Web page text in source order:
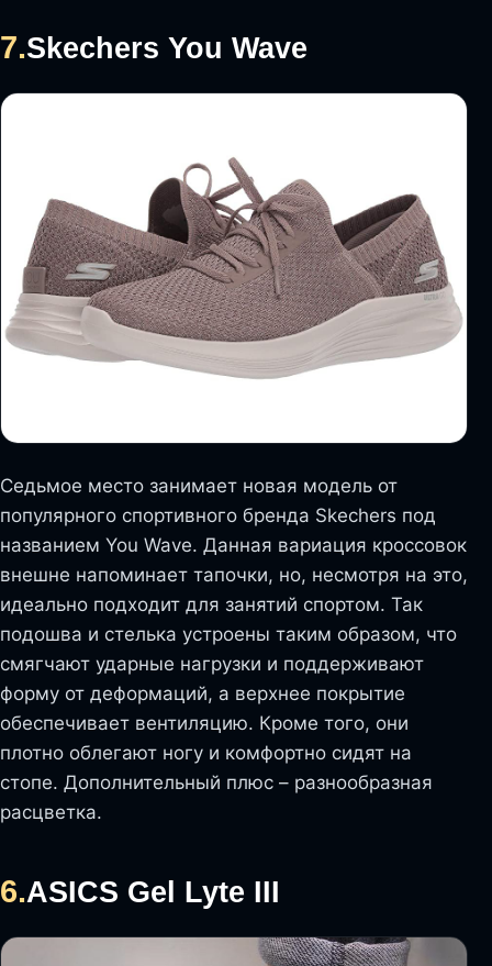
7.Skechers You Wave
Седьмое место занимает новая модель от
популярного спортивного бренда Skechers под
названием You Wave. Данная вариация кроссовок
внешне напоминает тапочки, но, несмотря на это,
идеально подходит для занятий спортом. Так
подошва и стелька устроены таким образом, что
смягчают ударные нагрузки и поддерживают
форму от деформаций, а верхнее покрытие
обеспечивает вентиляцию. Кроме того, они
плотно облегают ногу и комфортно сидят на
стопе. Дополнительный плюс – разнообразная
расцветка.
6.ASICS Gel Lyte III